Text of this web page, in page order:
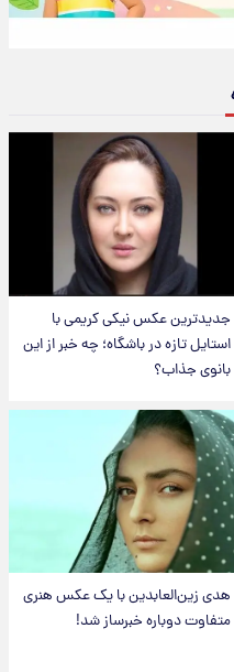
جدیدترین عکس نیکی کریمی با
استایل تازه در باشگاه؛ چه خبر از این
بانوی جذاب؟
هدی زین‌العابدین با یک عکس هنری
متفاوت دوباره خبرساز شد!